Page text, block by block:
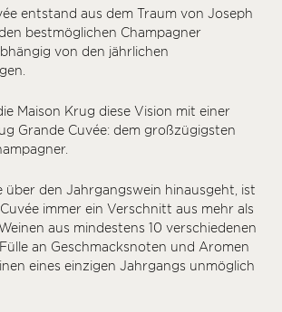
entstand aus dem Traum von Joseph
bestmöglichen Champagner
von den jährlichen
Maison Krug diese Vision mit einer
Grande Cuvée: dem großzügigsten
über den Jahrgangswein hinausgeht, ist
immer ein Verschnitt aus mehr als
aus mindestens 10 verschiedenen
an Geschmacksnoten und Aromen
eines einzigen Jahrgangs unmöglich